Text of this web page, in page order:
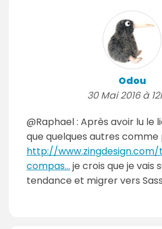
Odou
30 Mai 2016 à
@Raphael : Après avoir lu le
que quelques autres
http://
compas... je crois que je vais
tendance et migrer vers